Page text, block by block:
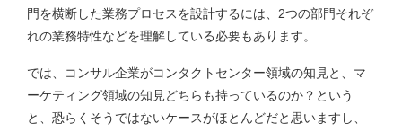
門を横断した業務プロセスを設計するには、2つの部門それぞ
れの業務特性などを理解している必要もあります。
では、コンサル企業がコンタクトセンター領域の知見と、マ
ーケティング領域の知見どちらも持っているのか？という
と、恐らくそうではないケースがほとんどだと思いますし、